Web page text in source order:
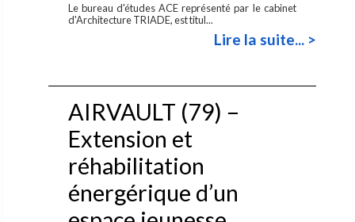
Le bureau d'études ACE représenté par le cabinet
d'Architecture TRIADE, est titul...
Lire la suite... >
AIRVAULT (79) –
Extension et
réhabilitation
énergérique d’un